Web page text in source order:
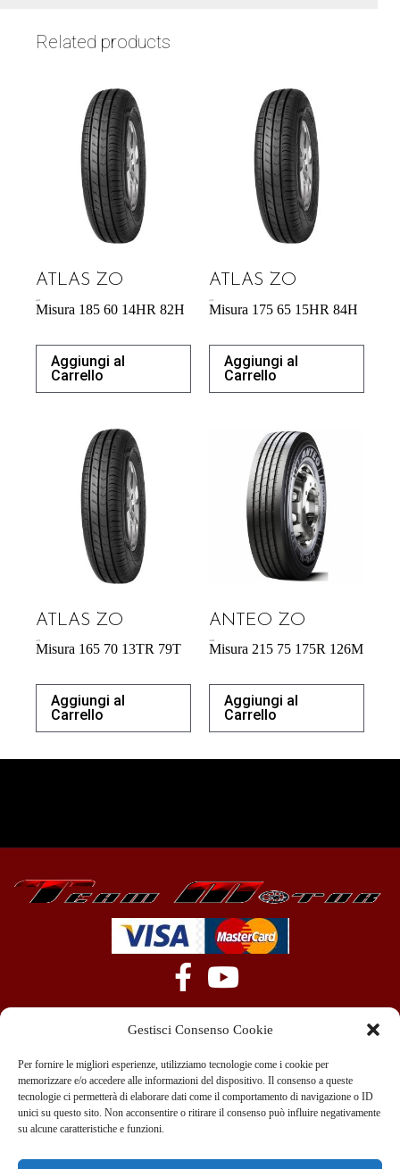
Gestisci Consenso Cookie
Per fornire le migliori esperienze, utilizziamo tecnologie come i cookie per
memorizzare e/o accedere alle informazioni del dispositivo. Il consenso a queste
tecnologie ci permetterà di elaborare dati come il comportamento di navigazione o ID
unici su questo sito. Non acconsentire o ritirare il consenso può influire negativamente
su alcune caratteristiche e funzioni.
Related products
ATLAS ZO
Misura 185 60 14HR 82H
Aggiungi al
Carrello
ATLAS ZO
Misura 175 65 15HR 84H
Aggiungi al
Carrello
ATLAS ZO
Misura 165 70 13TR 79T
Aggiungi al
Carrello
ANTEO ZO
Misura 215 75 175R 126M
Aggiungi al
Carrello
+39 351 970 89 33
info@teammotor.it